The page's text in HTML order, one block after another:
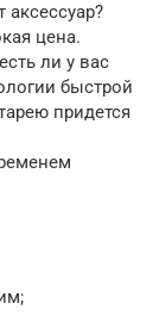
цена.
ли у вас
быстрой
придется